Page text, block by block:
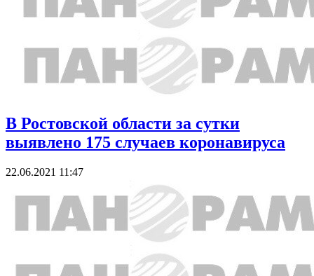
В Ростовской области за сутки
выявлено 175 случаев коронавируса
22.06.2021 11:47